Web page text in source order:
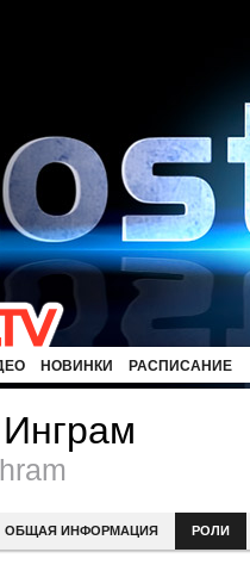
НОВИНКИ РАСПИСАНИЕ
ОБЩАЯ ИНФОРМАЦИЯ РОЛИ